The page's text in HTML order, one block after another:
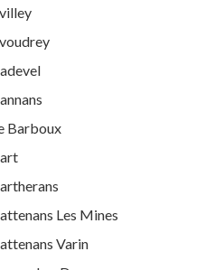
Barboux
Les Mines
Varin